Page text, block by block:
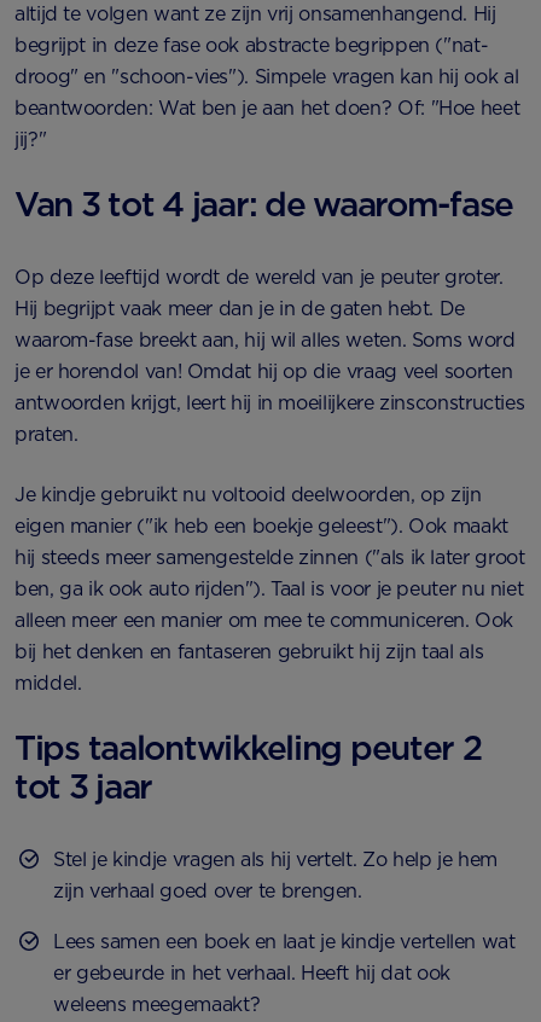
altijd te volgen want ze zijn vrij onsamenhangend. Hij
begrijpt in deze fase ook abstracte begrippen ("nat-
droog" en "schoon-vies"). Simpele vragen kan hij ook al
beantwoorden: Wat ben je aan het doen? Of: "Hoe heet
jij?"
Van 3 tot 4 jaar: de waarom-fase
Op deze leeftijd wordt de wereld van je peuter groter.
Hij begrijpt vaak meer dan je in de gaten hebt. De
waarom-fase breekt aan, hij wil alles weten. Soms word
je er horendol van! Omdat hij op die vraag veel soorten
antwoorden krijgt, leert hij in moeilijkere zinsconstructies
praten.
Je kindje gebruikt nu voltooid deelwoorden, op zijn
eigen manier ("ik heb een boekje geleest"). Ook maakt
hij steeds meer samengestelde zinnen ("als ik later groot
ben, ga ik ook auto rijden"). Taal is voor je peuter nu niet
alleen meer een manier om mee te communiceren. Ook
bij het denken en fantaseren gebruikt hij zijn taal als
middel.
Tips taalontwikkeling peuter 2
tot 3 jaar
Stel je kindje vragen als hij vertelt. Zo help je hem
zijn verhaal goed over te brengen.
Lees samen een boek en laat je kindje vertellen wat
er gebeurde in het verhaal. Heeft hij dat ook
weleens meegemaakt?